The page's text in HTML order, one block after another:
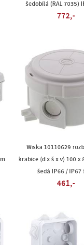
šedobílá (RAL 7035)
772,-
Wiska 10110629
krabice (d x š x v) 100 x
šedá IP66 / IP67
461,-